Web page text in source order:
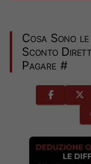
Cosa Sono le
Sconto
Pagare #